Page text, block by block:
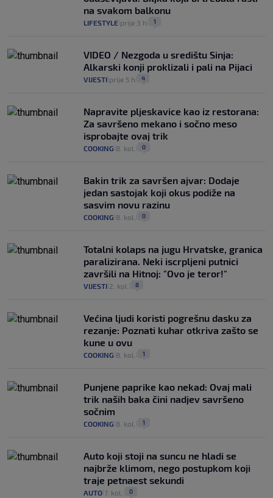
na svakom balkonu
LIFESTYLE prije 3 h 1
VIDEO / Nezgoda u središtu Sinja:
Alkarski konji proklizali i pali na Pijaci
VIJESTI prije 5 h 4
Napravite pljeskavice kao iz restorana:
Za savršeno mekano i sočno meso
isprobajte ovaj trik
COOKING 8. kol. 0
Bakin trik za savršen ajvar: Dodaje
jedan sastojak koji okus podiže na
sasvim novu razinu
COOKING 8. kol. 0
Totalni kolaps na jugu Hrvatske, granica
paralizirana. Neki iscrpljeni putnici
završili na Hitnoj: "Ovo je teror!"
VIJESTI 2. kol. 8
Većina ljudi koristi pogrešnu dasku za
rezanje: Poznati kuhar otkriva zašto se
kune u ovu
COOKING 8. kol. 1
Punjene paprike kao nekad: Ovaj mali
trik naših baka čini nadjev savršeno
sočnim
COOKING 8. kol. 1
Auto koji stoji na suncu ne hladi se
najbrže klimom, nego postupkom koji
traje petnaest sekundi
AUTO 7. kol. 0